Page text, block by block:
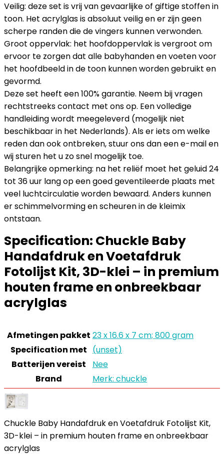
Veilig: deze set is vrij van gevaarlijke of giftige stoffen in
toon. Het acrylglas is absoluut veilig en er zijn geen
scherpe randen die de vingers kunnen verwonden.
Groot oppervlak: het hoofdoppervlak is vergroot om
ervoor te zorgen dat alle babyhanden en voeten voor
het hoofdbeeld in de toon kunnen worden gebruikt en
gevormd.
Deze set heeft een 100% garantie. Neem bij vragen
rechtstreeks contact met ons op. Een volledige
handleiding wordt meegeleverd (mogelijk niet
beschikbaar in het Nederlands). Als er iets om welke
reden dan ook ontbreken, stuur ons dan een e-mail en
wij sturen het u zo snel mogelijk toe.
Belangrijke opmerking: na het reliëf moet het geluid 24
tot 36 uur lang op een goed geventileerde plaats met
veel luchtcirculatie worden bewaard. Anders kunnen
er schimmelvorming en scheuren in de kleimix
ontstaan.
Specification: Chuckle Baby
Handafdruk en Voetafdruk
Fotolijst Kit, 3D-klei – in premium
houten frame en onbreekbaar
acrylglas
Afmetingen pakket ‎23 x 16.6 x 7 cm; 800 gram
Specification met ‎(unset)
Batterijen vereist
‎Nee
Brand
Merk: chuckle
Chuckle Baby Handafdruk en Voetafdruk Fotolijst Kit,
3D-klei – in premium houten frame en onbreekbaar
acrylglas